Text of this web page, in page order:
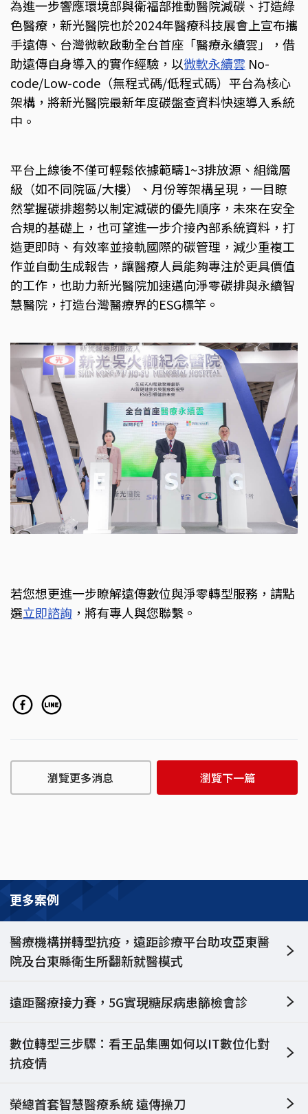
為進一步響應環境部與衛福部推動醫院減碳、打造綠
色醫療，新光醫院也於2024年醫療科技展會上宣布攜
手遠傳、台灣微軟啟動全台首座「醫療永續雲」，借
助遠傳自身導入的實作經驗，以微軟永續雲 No-
code/Low-code（無程式碼/低程式碼）平台為核心
架構，將新光醫院最新年度碳盤查資料快速導入系統
中。
平台上線後不僅可輕鬆依據範疇1~3排放源、組織層
級（如不同院區/大樓）、月份等架構呈現，一目瞭
然掌握碳排趨勢以制定減碳的優先順序，未來在安全
合規的基礎上，也可望進一步介接內部系統資料，打
造更即時、有效率並接軌國際的碳管理，減少重複工
作並自動生成報告，讓醫療人員能夠專注於更具價值
的工作，也助力新光醫院加速邁向淨零碳排與永續智
慧醫院，打造台灣醫療界的ESG標竿。
若您想更進一步瞭解遠傳數位與淨零轉型服務，請點
選立即諮詢 ，將有專人與您聯繫。
瀏覽更多消息 瀏覽下一篇
更多案例
醫療機構拼轉型抗疫，遠距診療平台助攻亞東醫
院及台東縣衛生所翻新就醫模式
遠距醫療接力賽，5G實現糖尿病患篩檢會診
數位轉型三步驟：看王品集團如何以IT數位化對
抗疫情
榮總首套智慧醫療系統 遠傳操刀